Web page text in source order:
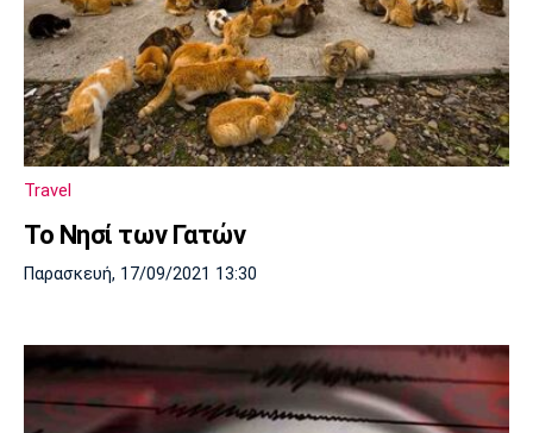
Travel
Το Νησί των Γατών
Παρασκευή, 17/09/2021 13:30